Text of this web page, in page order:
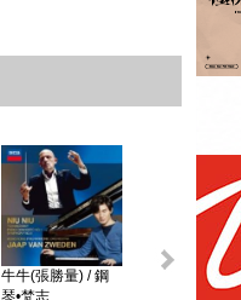
牛牛(張勝量) / 鋼
琴•梵志...
戴安娜‧克瑞兒